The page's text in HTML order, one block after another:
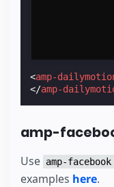
<amp-
</amp-
amp-
Use amp-facebook
examples here.